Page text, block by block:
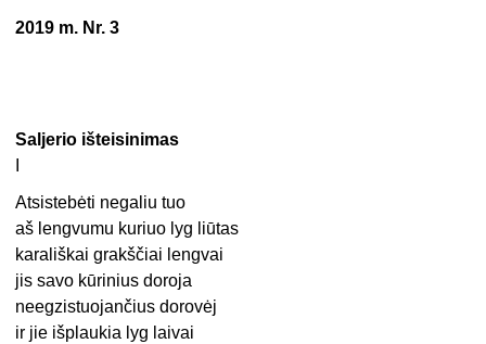
2019 m. Nr. 3
Saljerio išteisinimas
Atsistebėti negaliu tuo
aš lengvumu kuriuo lyg liūtas
karališkai grakščiai lengvai
jis savo kūrinius doroja
neegzistuojančius dorovėj
ir jie išplaukia lyg laivai